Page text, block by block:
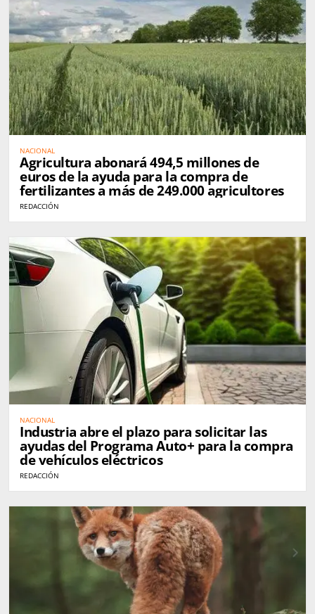
NACIONAL
Agricultura abonará 494,5 millones de
euros de la ayuda para la compra de
fertilizantes a más de 249.000 agricultores
REDACCIÓN
NACIONAL
Industria abre el plazo para solicitar las
ayudas del Programa Auto+ para la compra
de vehículos eléctricos
REDACCIÓN